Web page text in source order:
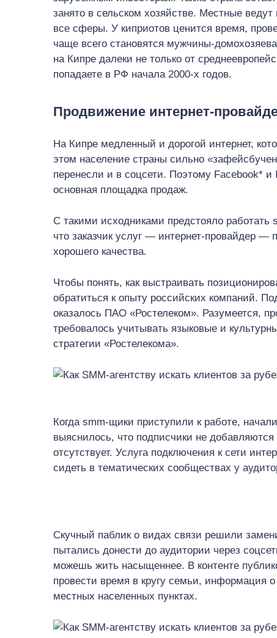
занято в сельском хозяйстве. Местные
все сферы. У киприотов ценится время,
чаще всего становятся мужчины-
на Кипре далеки не только от
попадаете в РФ начала 2000-х годов.
Продвижение интернет-
На Кипре медленный и дорогой интернет,
этом население страны сильно
перенесли и в соцсети. Поэтому Facebook*
основная площадка продаж.
С такими исходниками предстояло
что заказчик услуг — интернет-провайдер —
хорошего качества.
Чтобы понять, как выстраивать
обратиться к опыту российских компаний.
оказалось ПАО «Ростелеком». Разумеется,
требовалось учитывать языковые и
стратегии «Ростелекома».
Когда smm-щики приступили к работе,
выяснилось, что подписчики не
отсутствует. Услуга подключения к сети
сидеть в тематических сообществах у
Скучный паблик о видах связи решили
пытались донести до аудитории через
можешь жить насыщеннее. В контенте
провести время в кругу семьи, информация
местных населенных пунктах.